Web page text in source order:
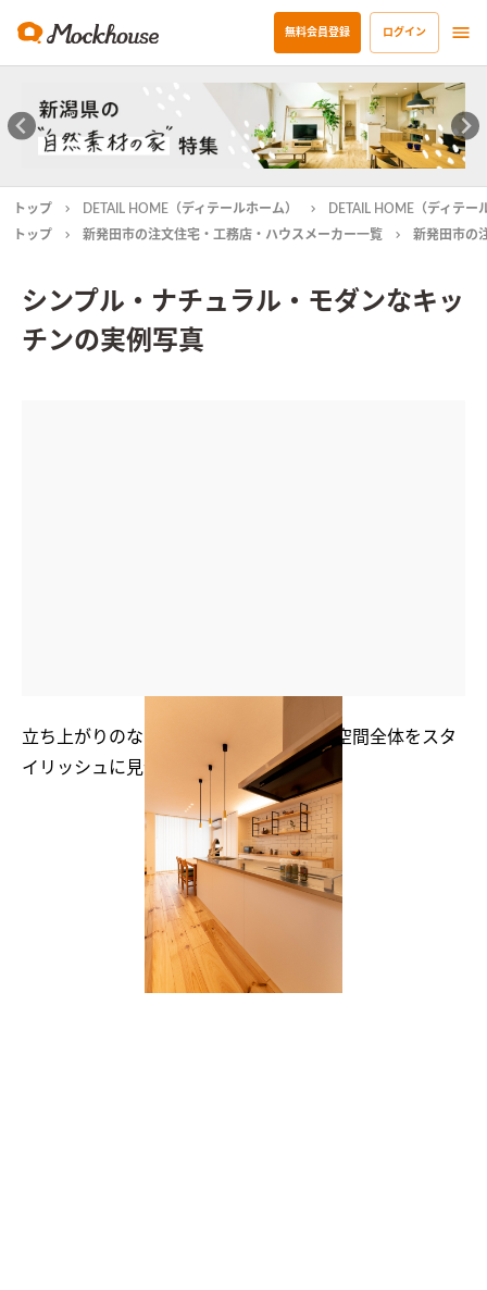
無料会員登録 ログイン
トップ DETAIL HOME（ディテールホーム）
DETAIL HOME（ディテ
トップ
新発田市の注文住宅・工務店・ハウスメーカー一覧 新発田市の
シンプル・ナチュラル・モダンなキッ
チンの実例写真
立ち上がりのないフラットなキッチンは空間全体をスタ
イリッシュに見せてくれる